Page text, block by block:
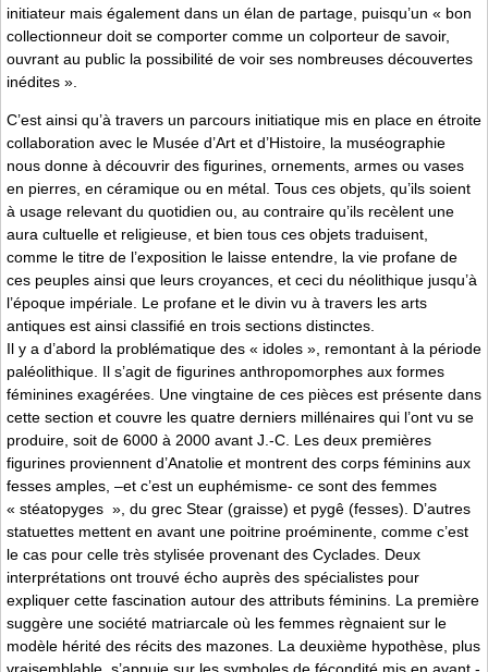
initiateur mais également dans un élan de partage, puisqu’un « bon
collectionneur doit se comporter comme un colporteur de savoir,
ouvrant au public la possibilité de voir ses nombreuses découvertes
inédites ».
C’est ainsi qu’à travers un parcours initiatique mis en place en étroite
collaboration avec le Musée d’Art et d’Histoire, la muséographie
nous donne à découvrir des figurines, ornements, armes ou vases
en pierres, en céramique ou en métal. Tous ces objets, qu’ils soient
à usage relevant du quotidien ou, au contraire qu’ils recèlent une
aura cultuelle et religieuse, et bien tous ces objets traduisent,
comme le titre de l’exposition le laisse entendre, la vie profane de
ces peuples ainsi que leurs croyances, et ceci du néolithique jusqu’à
l’époque impériale. Le profane et le divin vu à travers les arts
antiques est ainsi classifié en trois sections distinctes.
Il y a d’abord la problématique des « idoles », remontant à la période
paléolithique. Il s’agit de figurines anthropomorphes aux formes
féminines exagérées. Une vingtaine de ces pièces est présente dans
cette section et couvre les quatre derniers millénaires qui l’ont vu se
produire, soit de 6000 à 2000 avant J.-C. Les deux premières
figurines proviennent d’Anatolie et montrent des corps féminins aux
fesses amples, –et c’est un euphémisme- ce sont des femmes
« stéatopyges », du grec Stear (graisse) et pygê (fesses). D’autres
statuettes mettent en avant une poitrine proéminente, comme c’est
le cas pour celle très stylisée provenant des Cyclades. Deux
interprétations ont trouvé écho auprès des spécialistes pour
expliquer cette fascination autour des attributs féminins. La première
suggère une société matriarcale où les femmes règnaient sur le
modèle hérité des récits des mazones. La deuxième hypothèse, plus